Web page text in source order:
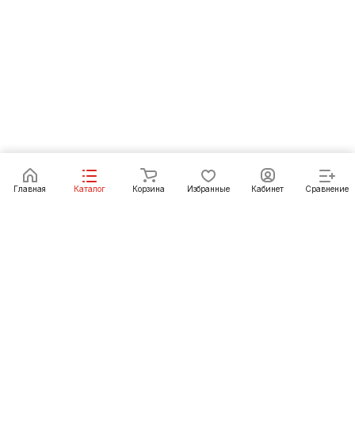
Под заказ
Главная Каталог Корзина Избранные Кабинет Сравнение